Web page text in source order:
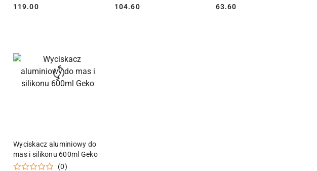
Cena:
119.00
Cena:
104.60
Cena:
63.60
Wyciskacz aluminiowy do
mas i silikonu 600ml Geko
(0)
DODAJ DO KOSZYKA